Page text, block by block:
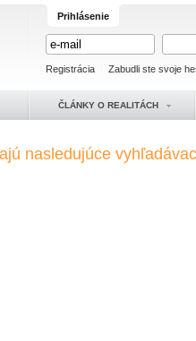
Prihlásenie
Registrácia Zabudli ste svoje
ČLÁNKY O REALITÁCH
nasledujúce